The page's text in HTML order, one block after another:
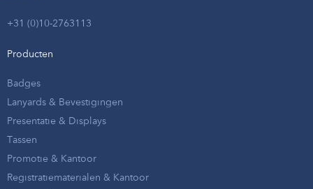
+31 (0)10-2763113
Producten
Badges
Lanyards & Bevestigingen
Presentatie & Displays
Tassen
Promotie & Kantoor
Registratiematerialen & Kantoor